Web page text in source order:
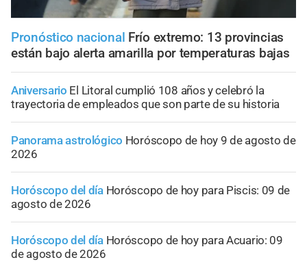
Pronóstico nacional Frío extremo: 13 provincias
están bajo alerta amarilla por temperaturas bajas
Aniversario El Litoral cumplió 108 años y celebró la
trayectoria de empleados que son parte de su historia
Panorama astrológico Horóscopo de hoy 9 de agosto de
2026
Horóscopo del día Horóscopo de hoy para Piscis: 09 de
agosto de 2026
Horóscopo del día Horóscopo de hoy para Acuario: 09
de agosto de 2026